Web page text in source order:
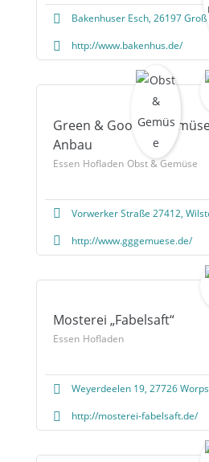
Bakenhuser Esch, 26197
http://www.bakenhus.de/
Green & Goods –
Anbau
Essen Hofladen Obst & Gemüse
Vorwerker Straße 27412,
http://www.gggemuese.de/
Mosterei „Fabelsaft“
Essen Hofladen
Weyerdeelen 19, 27726
http://mosterei-fabelsaft.de/